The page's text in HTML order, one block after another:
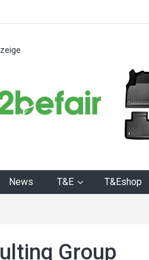
News T&E T&Eshop
Group